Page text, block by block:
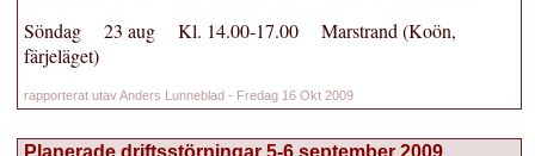
Söndag 23 aug Kl. 14.00-17.00 Marstrand (Koön,
färjeläget)
rapporterat utav Anders Lunneblad - Fredag 16 Okt 2009
Planerade driftsstörningar 5-6 september 2009